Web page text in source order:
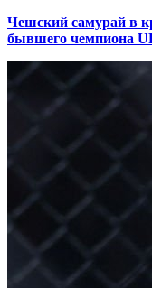
Чешский самурай в
бывшего чемпиона